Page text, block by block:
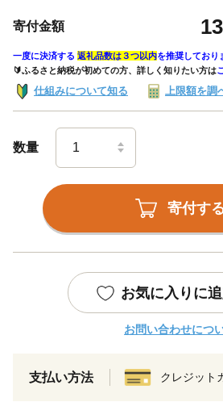
寄付金額
一度に決済する 返礼品数は３つ以内を推奨しており
🔰ふるさと納税が初めての方、詳しく知りたい方は
仕組みについて知る 上限額を調
数量
寄付す
お気に入りに
お問い合わせにつ
支払い方法 クレジット